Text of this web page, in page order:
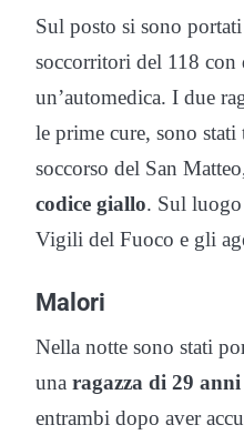
Sul posto si sono
soccorritori del 118 con
un’automedica. I due
le prime cure, sono
soccorso del San
codice giallo. Sul luogo
Vigili del Fuoco e gli
Malori
Nella notte sono stati
una ragazza di 29 anni
entrambi dopo aver